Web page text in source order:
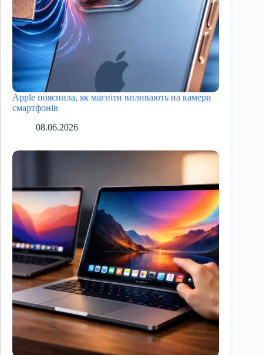
Apple пояснила, як магніти впливають на камери
смартфонів
08.06.2026